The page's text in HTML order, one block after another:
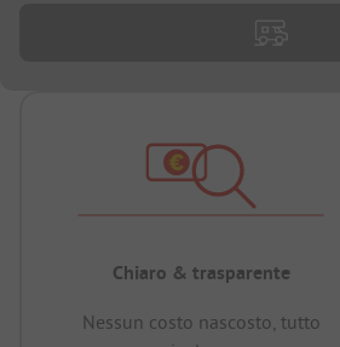
Chiaro & trasparente
Nessun costo nascosto, tutto